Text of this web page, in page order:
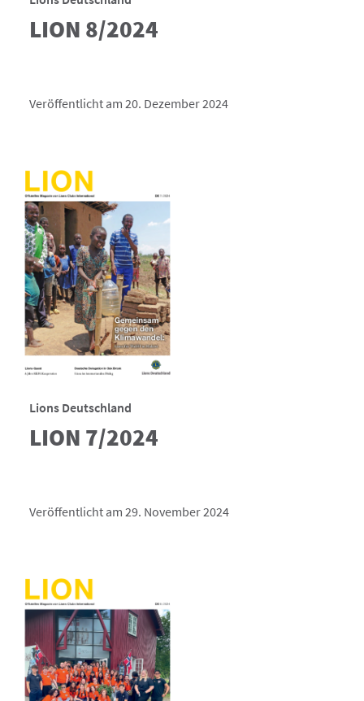
LION 8/2024
Veröffentlicht am 20. Dezember 2024
Lions Deutschland
LION 7/2024
Veröffentlicht am 29. November 2024